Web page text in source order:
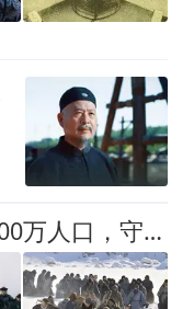
中国最大规模的移民：4000万人口，守住了150万平方公里国土